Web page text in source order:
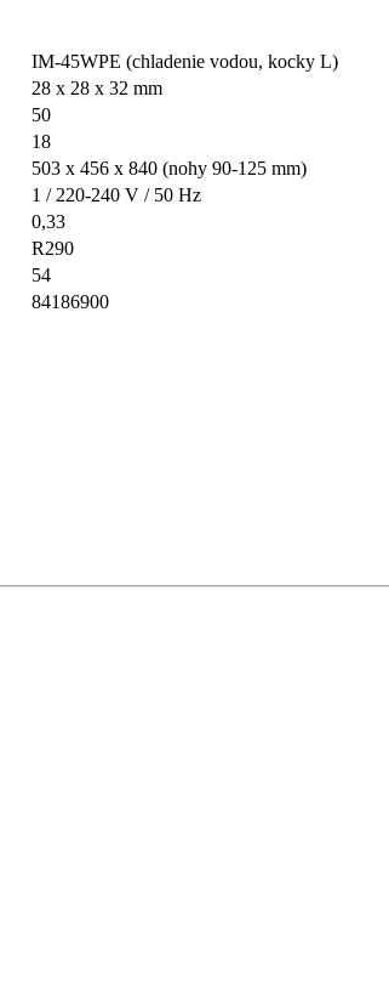
IM-45WPE (chladenie vodou, kocky L)
28 x 28 x 32 mm
50
18
503 x 456 x 840 (nohy 90-125 mm)
1 / 220-240 V / 50 Hz
0,33
R290
54
84186900